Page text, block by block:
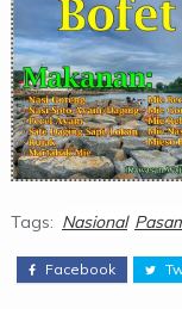
Tags: Nasional
Facebook